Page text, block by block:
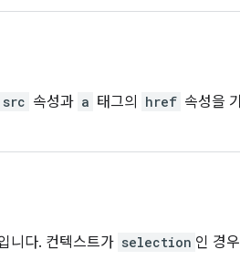
src 속성과 a 태그의 href 속성을
니다. 컨텍스트가 selection 인 경